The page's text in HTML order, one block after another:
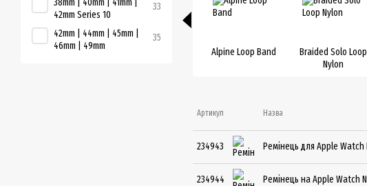
Alpine Loop Band
Braided Solo Loop
Nylon
Артикул Назва
234943 Ремінець для Apple Watch
234944 Ремінець на Apple Watch
38mm | 40mm | 41mm |
42mm Series 10
33
42mm | 44mm | 45mm |
46mm | 49mm
35